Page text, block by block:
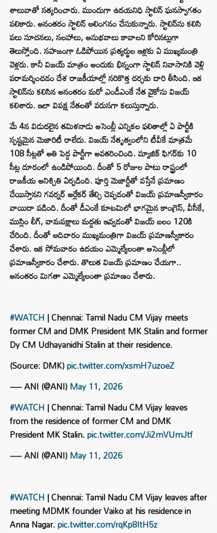
శాలువాతో సత్కరించారు. ముందుగా ఉదయనిధి స్టాలిన్ ఘనస్వాగతం
పలికారు. అనంతరం స్టాలిన్ ఆలింగనం చేసుకున్నారు. స్టాలిన్‌ను కలిసి
పలు సూచనలు, సలహాలు, అనుభవాలు కావాలని కోరినట్లుగా
తెలుస్తోంది. సహజంగా ఓడిపోయిన ప్రత్యర్థుల ఇళ్లకు ఏ ముఖ్యమంత్రి
వెళ్లరు. కానీ విజయ్ మాత్రం అందుకు భిన్నంగా స్టాలిన్ నివాసానికి వెళ్లి
పరామర్శించడం దేశ రాజకీయాల్లో సరికొత్త చర్చకు దారి తీసింది. ఇక
స్టాలిన్‌ను కలిసిన అనంతరం మరో ఎండీఎంకే నేత వైకోను విజయ్
కలిశారు. ఇలా విపక్ష నేతలతో వరుసగా కలుస్తున్నారు.
మే 4న విడుదలైన తమిళనాడు అసెంబ్లీ ఎన్నికల ఫలితాల్లో ఏ పార్టీకి
స్పష్టమైన మెజారిటీ రాలేదు. విజయ్ నేతృత్వంలోని టీవీకే మాత్రమే
108 సీట్లతో అతి పెద్ద పార్టీగా అవతరించింది. మ్యాజిక్ ఫిగర్‌కు 10
సీట్ల దూరంలో ఉండిపోయింది. దీంతో 5 రోజుల పాటు రాష్ట్రంలో
రాజకీయ అనిశ్చితి ఏర్పడింది. పూర్తి మెజార్టీతో వస్తేనే ప్రమాణం
చేయిస్తానని గవర్నర్ అర్లేకర్ తేల్చి చెప్పడంతో విజయ్ ప్రమాణస్వీకారం
వాయిదా పడింది. దీంతో డీఎంకే కూటమిలో భాగమైన కాంగ్రెస్, వీసీకే,
ముస్లిం లీగ్, వామపక్షాలు మద్దతు ఇవ్వడంతో విజయ్ బలం 120కి
చేరింది. దీంతో ఆదివారం ముఖ్యమంత్రిగా విజయ్ ప్రమాణస్వీకారం
చేశారు. ఇక సోమవారం ఉదయం ఎమ్మెల్యేలంతా అసెంబ్లీలో
ప్రమాణస్వీకారం చేశారు. తొలుత విజయ్ ప్రమాణం చేయగా..
అనంతరం మిగతా ఎమ్మెల్యేలంతా ప్రమాణం చేశారు.
#WATCH | Chennai: Tamil Nadu CM Vijay meets
former CM and DMK President MK Stalin and former
Dy CM Udhayanidhi Stalin at their residence.
(Source: DMK)pic.twitter.com/xsmH7uzoeZ
— ANI (@ANI)May 11, 2026
#WATCH | Chennai: Tamil Nadu CM Vijay leaves
from the residence of former CM and DMK
President MK Stalin.pic.twitter.com/Ji2mVUmJtf
— ANI (@ANI)May 11, 2026
#WATCH | Chennai: Tamil Nadu CM Vijay leaves after
meeting MDMK founder Vaiko at his residence in
Anna Nagar.pic.twitter.com/rqKp8ItH5z